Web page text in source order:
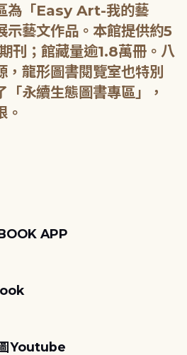
為「Easy Art-我的藝
示藝文作品。本館提供約5
刊；館藏量逾1.8萬冊。八
，龍形圖書閱覽室也特別
永續生態圖書專區」，
APP
Youtube